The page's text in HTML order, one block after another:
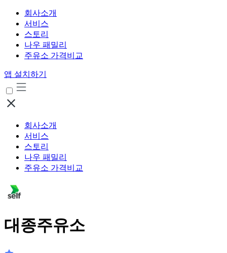
회사소개
서비스
스토리
나우 패밀리
주유소 가격비교
앱 설치하기
회사소개
서비스
스토리
나우 패밀리
주유소 가격비교
대종주유소